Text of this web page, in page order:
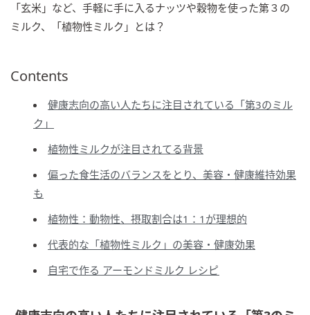
「玄米」など、手軽に手に入るナッツや穀物を使った第３の
ミルク、「植物性ミルク」とは？
Contents
健康志向の高い人たちに注目されている「第3のミル
ク」
植物性ミルクが注目されてる背景
偏った食生活のバランスをとり、美容・健康維持効果
も
植物性：動物性、摂取割合は1：1が理想的
代表的な「植物性ミルク」の美容・健康効果
自宅で作る アーモンドミルク レシピ